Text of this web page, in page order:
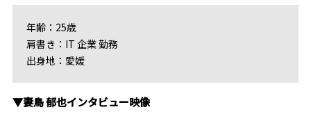
年齢：25歳
肩書き：IT 企業 勤務
出身地：愛媛
▼妻鳥 郁也インタビュー映像